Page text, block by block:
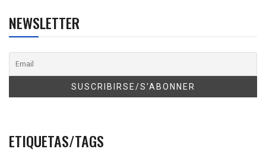
NEWSLETTER
ETIQUETAS/TAGS